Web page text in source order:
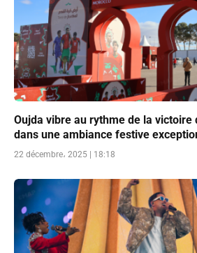
Oujda vibre au rythme de la victoire
dans une ambiance festive
22 décembre، 2025 | 18:18